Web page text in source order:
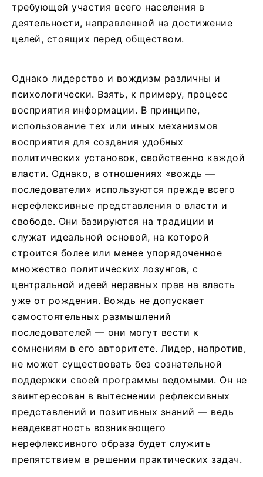
требующей участия всего населения в
деятельности, направленной на достижение
целей, стоящих перед обществом.
Однако лидерство и вождизм различны и
психологически. Взять, к примеру, процесс
восприятия информации. В принципе,
использование тех или иных механизмов
восприятия для создания удобных
политических установок, свойственно каждой
власти. Однако, в отношениях «вождь —
последователи» используются прежде всего
нерефлексивные представления о власти и
свободе. Они базируются на традиции и
служат идеальной основой, на которой
строится более или менее упорядоченное
множество политических лозунгов, с
центральной идеей неравных прав на власть
уже от рождения. Вождь не допускает
самостоятельных размышлений
последователей — они могут вести к
сомнениям в его авторитете. Лидер, напротив,
не может существовать без сознательной
поддержки своей программы ведомыми. Он не
заинтересован в вытеснении рефлексивных
представлений и позитивных знаний — ведь
неадекватность возникающего
нерефлексивного образа будет служить
препятствием в решении практических задач.